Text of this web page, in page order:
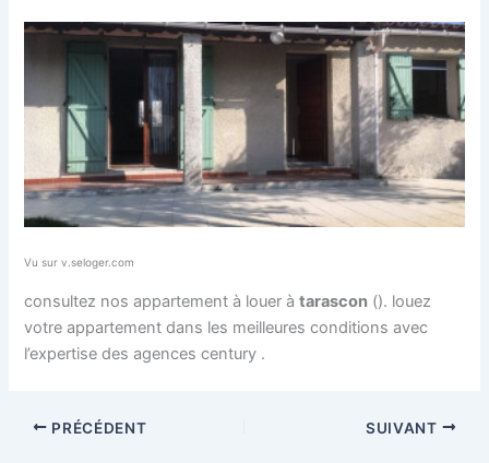
Vu sur v.seloger.com
consultez nos appartement à louer àtarascon (). louez
votre appartement dans les meilleures conditions avec
l’expertise des agences century .
PRÉCÉDENT SUIVANT